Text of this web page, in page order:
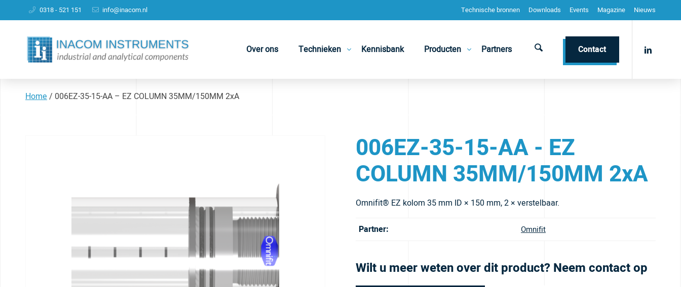
Technische bronnen Downloads Events Magazine Nieuws
0318 - 521 151 info@inacom.nl
Over ons Technieken Kennisbank Producten Partners Contact
Home/ 006EZ-35-15-AA – EZ COLUMN 35MM/150MM 2xA
006EZ-35-15-AA - EZ
COLUMN 35MM/150MM 2xA
Omnifit® EZ kolom 35 mm ID × 150 mm, 2 × verstelbaar.
Partner: Omnifit
Wilt u meer weten over dit product? Neem contact op